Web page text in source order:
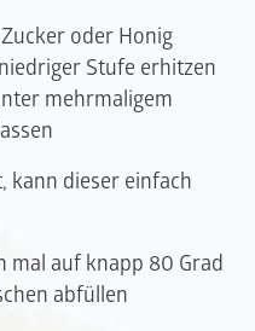
oder Honig
Stufe erhitzen
mehrmaligem
kann dieser einfach
mal auf knapp 80 Grad
abfüllen